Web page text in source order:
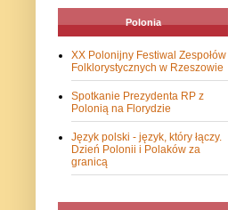
Polonia
XX Polonijny Festiwal Zespołów
Folklorystycznych w Rzeszowie
Spotkanie Prezydenta RP z
Polonią na Florydzie
Język polski - język, który łączy.
Dzień Polonii i Polaków za
granicą